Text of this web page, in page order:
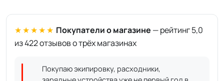
★★★★★ Покупатели о магазине — рейтинг 5,0
из 422 отзывов о трёх магазинах
Покупаю экипировку, расходники,